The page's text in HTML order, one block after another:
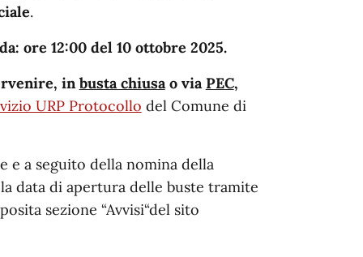
.
ore 12:00 del 10 ottobre 2025.
inbusta chiusao via PEC,
URP Protocollo del Comune di
e a seguito della nomina della
data di apertura delle buste tramite
sezione “Avvisi“del sito